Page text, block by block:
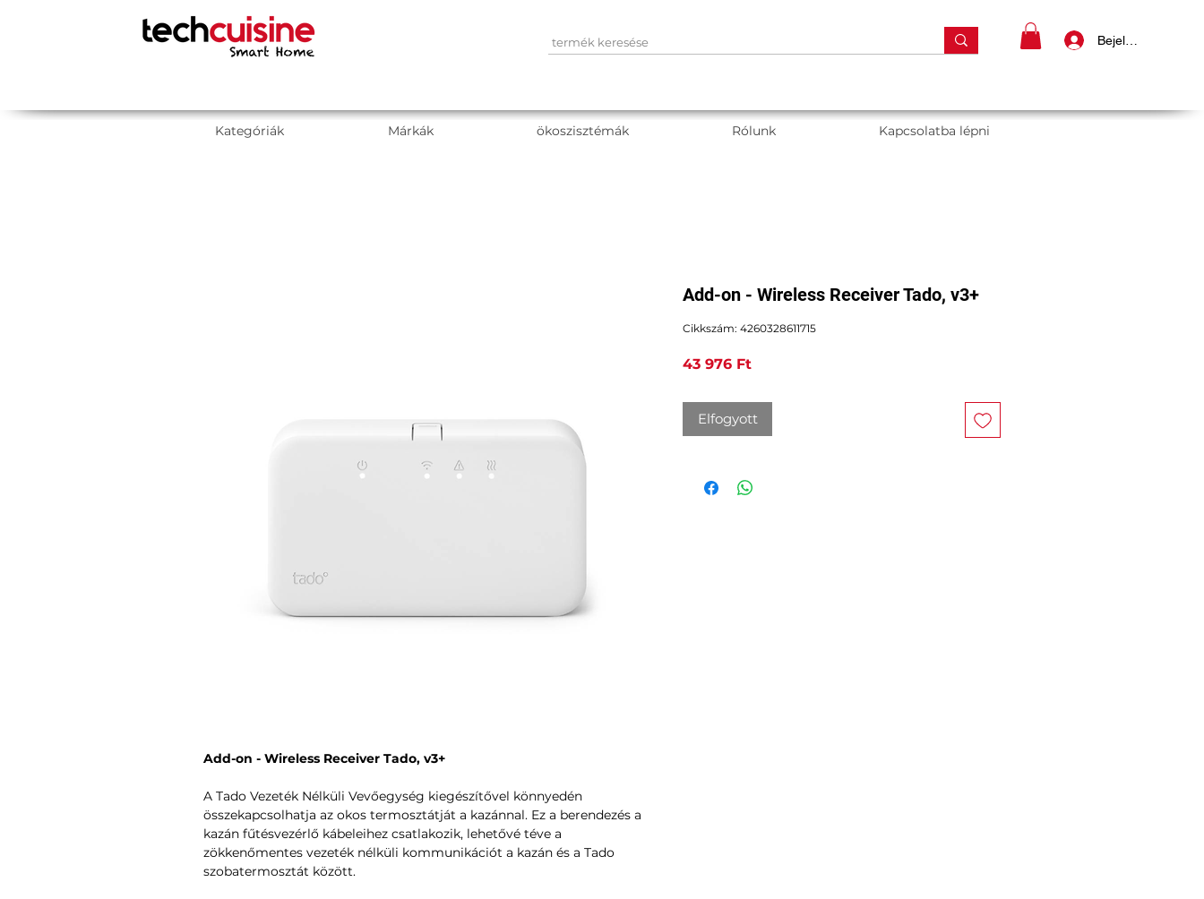
Bejelentkezés
Kategóriák Márkák ökoszisztémák Rólunk Kapcsolatba lépni
Add-on - Wireless Receiver Tado, v3+
A Tado Vezeték Nélküli Vevőegység kiegészítővel könnyedén
összekapcsolhatja az okos termosztátját a kazánnal. Ez a berendezés a
kazán fűtésvezérlő kábeleihez csatlakozik, lehetővé téve a
zökkenőmentes vezeték nélküli kommunikációt a kazán és a Tado
szobatermosztát között.
Add-on - Wireless Receiver Tado, v3+
Cikkszám: 4260328611715
43 976 FtÁr
Elfogyott